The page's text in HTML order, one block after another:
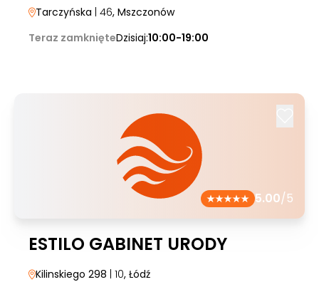
Tarczyńska | 46, Mszczonów
Teraz zamknięteDzisiaj:10:00-19:00
5.00/5
ESTILO GABINET URODY
Kilinskiego 298 | 10, Łódź